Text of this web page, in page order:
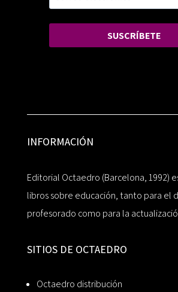
SUSCRÍBETE
INFORMACIÓN
Editorial Octaedro (Barcelona, 1992)
libros sobre educación, tanto para el
profesorado como para la
SITIOS DE OCTAEDRO
Octaedro distribución